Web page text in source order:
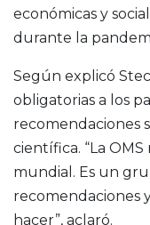
económicas y
durante la
Según explicó
obligatorias a los
recomendaciones
científica. “La
mundial. Es un
recomendaciones
hacer”, aclaró.